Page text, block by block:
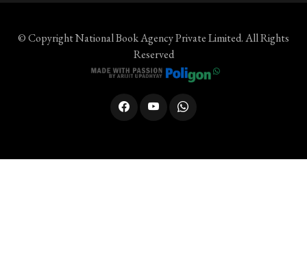
© CopyrightNational Book Agency Private Limited. All Rights
Reserved